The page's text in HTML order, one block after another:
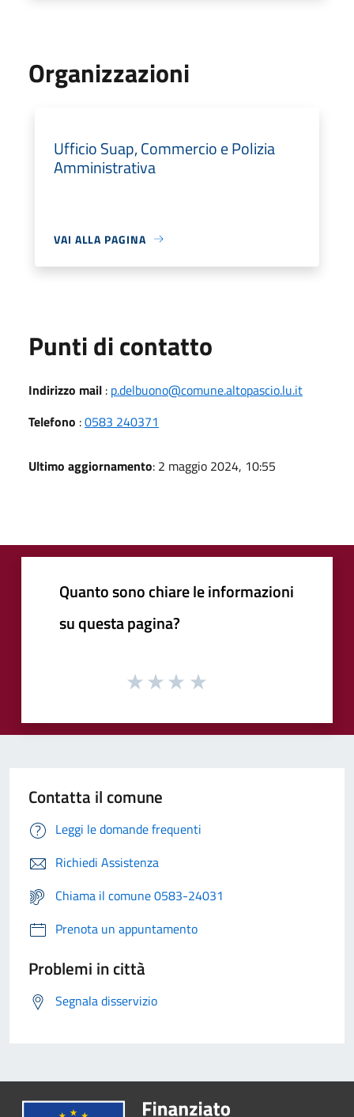
Organizzazioni
Ufficio Suap, Commercio e Polizia
Amministrativa
VAI ALLA PAGINA
Punti di contatto
Indirizzo mail : p.delbuono@comune.altopascio.lu.it
Telefono :0583 240371
Ultimo aggiornamento: 2 maggio 2024, 10:55
Quanto sono chiare le informazioni
su questa pagina?
Contatta il comune
Leggi le domande frequenti
Richiedi Assistenza
Chiama il comune 0583-24031
Prenota un appuntamento
Problemi in città
Segnala disservizio